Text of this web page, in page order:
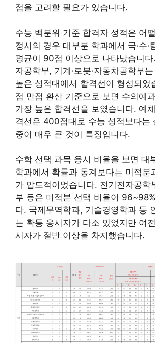
점을 고려할 필요가 있습니다.
수능 백분위 기준 합격자 성적은 어
정시의 경우 대부분 학과에서 국·수·
평균이 90점 이상으로 나타났습니
자공학부, 기계·로봇·자동차공학부
높은 성적대에서 합격선이 형성되었
점 만점 환산 기준으로 보면 수의예
가장 높은 합격선을 보였습니다. 예
격선은 400점대로 수능 성적보다는
중이 매우 큰 것이 특징입니다.
수학 선택 과목 응시 비율을 보면 대
학과에서 확률과 통계보다는 미적분
가 압도적이었습니다. 전기전자공학
부 등은 미적분 선택 비율이
다. 국제무역학과, 기술경영학과 등
는 확통 응시자가 다소 있었지만 여
시자가 절반 이상을 차지했습니다.